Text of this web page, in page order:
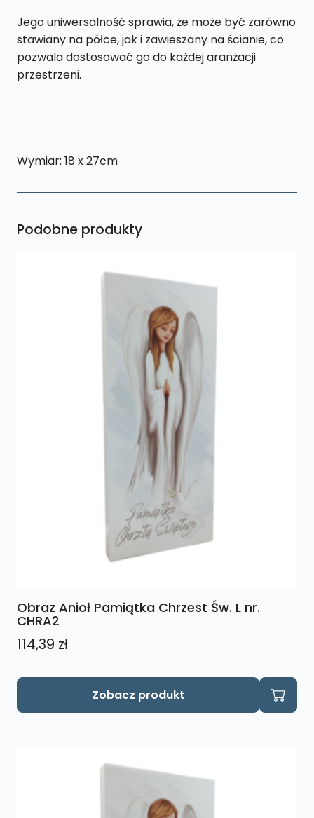
Jego uniwersalność sprawia, że może być zarówno
stawiany na półce, jak i zawieszany na ścianie, co
pozwala dostosować go do każdej aranżacji
przestrzeni.
Wymiar: 18 x 27cm
Podobne produkty
Obraz Anioł Pamiątka Chrzest Św. L nr.
CHRA2
114,39 zł
Zobacz produkt